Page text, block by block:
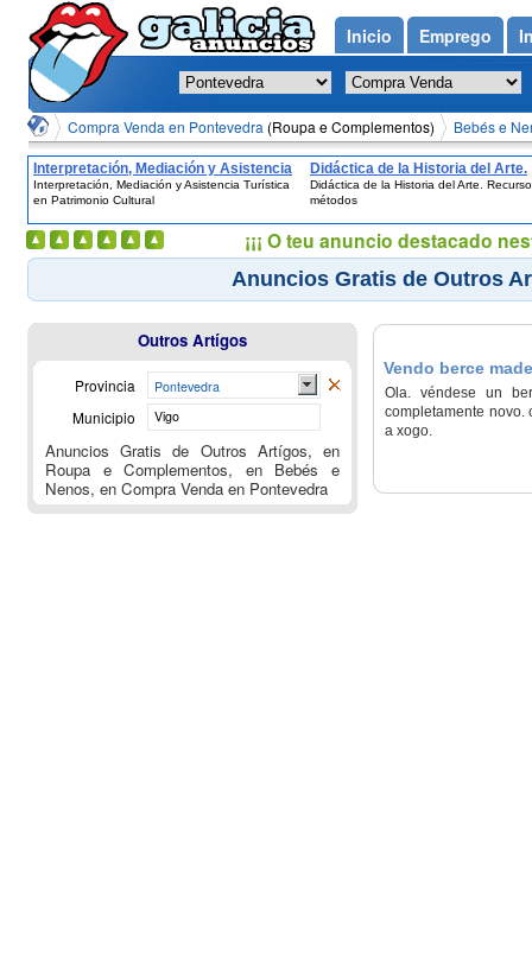
Compra Venda en Pontevedra (Roupa e Complementos) Bebés e
Interpretación, Mediación y Asistencia
Turística en Patrimonio Cultural
Interpretación, Mediación y Asistencia Turística
en Patrimonio Cultural
Didáctica de la Historia del Arte.
Recursos y métodos
Didáctica de la Historia del Arte.
métodos
Anuncios Gratis de Outros
Vendo berce
Pontevedra, Vigo
Ola. véndese un
completamente novo.
a xogo.
Outros Artígos
Provincia Pontevedra
Municipio Vigo
Anuncios Gratis de Outros Artígos, en
Roupa e Complementos, en Bebés e
Nenos, en Compra Venda en Pontevedra
Inicio Emprego
¡¡¡ O teu anuncio destacado